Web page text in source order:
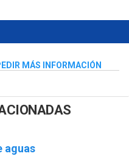
MÁS INFORMACIÓN
aguas